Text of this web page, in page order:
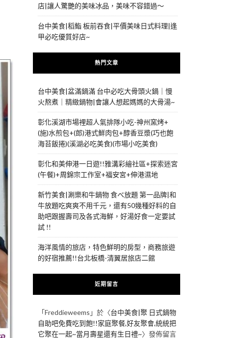
店|讓人驚艷的美味冰品，美味不容錯過～
台中美食|稻鮨 板前吞食|平價美味日式料理|逢
甲必吃優質好店~
熱門文章
台中美食|盆滿鍋滿 台中必吃大骨頭火鍋｜慢
火熬煮｜精緻鍋物|會讓人想起媽媽的大骨湯~
彰化溪湖市場裡超人氣排隊小吃-神州窯烤+
(施)水煎包+(郎)港式鮮肉包+醇香豆漿(巧也飽
海苔飯捲)(溪湖必吃美食)(市場小吃美食)
彰化和美伸港一日遊!!雅溝彩繪社區+探索迷宮
(午餐)+周錦宗工作室+福安宮+伸港濕地
新竹美食|涮樂和牛鍋物 食べ放題 第一品牌|和
牛放題吃爽爽不用千元，還有50幾種好料的自
助吧跟握壽司及各式海鮮，好湯好食一定要試
試 !!
海洋風情的旅店，特色鮮明的房型，商務旅遊
的好宿推薦!!台北板橋-清翼居旅店二館
近期留言
「Freddieweems 」於〈台中美食|聚 日式鍋物
自助吧免費吃到飽!!家庭聚餐,好友聚會,統統把
它聚在一起~當月壽星還有生日禮~〉發佈留言